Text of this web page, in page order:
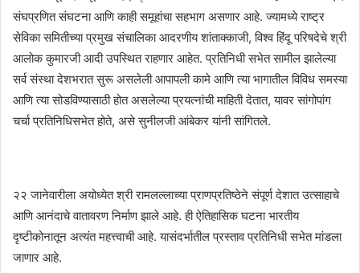
संघप्रणित संघटना आणि काही समूहांचा सहभाग असणार आहे. ज्यामध्ये राष्ट्र
सेविका समितीच्या प्रमुख संचालिका आदरणीय शांताक्काजी, विश्व हिंदू परिषदेचे श्री
आलोक कुमारजी आदी उपस्थित राहणार आहेत. प्रतिनिधी सभेत सामील झालेल्या
सर्व संस्था देशभरात सुरू असलेली आपापली कामे आणि त्या भागातील विविध समस्या
आणि त्या सोडविण्यासाठी होत असलेल्या प्रयत्नांची माहिती देतात, यावर सांगोपांग
चर्चा प्रतिनिधिसभेत होते, असे सुनीलजी आंबेकर यांनी सांगितले.
२२ जानेवारीला अयोध्येत श्री रामलल्लाच्या प्राणप्रतिष्ठेने संपूर्ण देशात उत्साहाचे
आणि आनंदाचे वातावरण निर्माण झाले आहे. ही ऐतिहासिक घटना भारतीय
दृष्टीकोनातून अत्यंत महत्त्वाची आहे. यासंदर्भातील प्रस्ताव प्रतिनिधी सभेत मांडला
जाणार आहे.